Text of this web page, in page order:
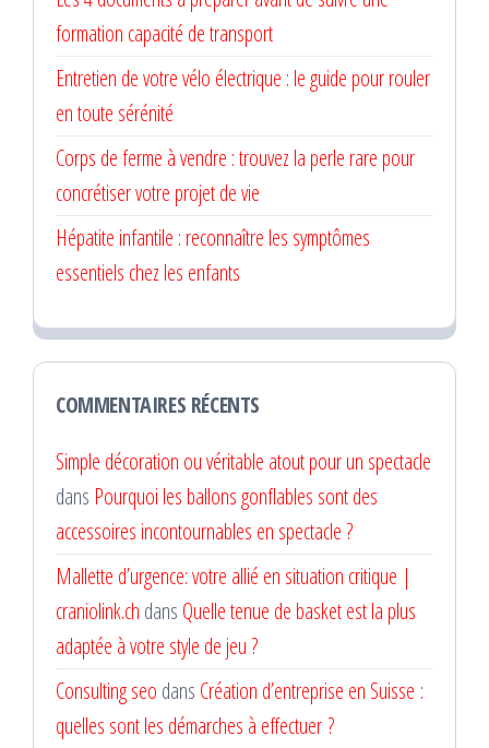
formation capacité de transport
Entretien de votre vélo électrique : le guide pour rouler
en toute sérénité
Corps de ferme à vendre : trouvez la perle rare pour
concrétiser votre projet de vie
Hépatite infantile : reconnaître les symptômes
essentiels chez les enfants
COMMENTAIRES RÉCENTS
Simple décoration ou véritable atout pour un spectacle
dans Pourquoi les ballons gonflables sont des
accessoires incontournables en spectacle ?
Mallette d’urgence: votre allié en situation critique |
craniolink.ch dans Quelle tenue de basket est la plus
adaptée à votre style de jeu ?
Consulting seo dans Création d’entreprise en Suisse :
quelles sont les démarches à effectuer ?